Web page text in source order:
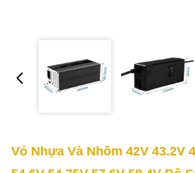
Vỏ Nhựa Và Nhôm 42V 43.2V